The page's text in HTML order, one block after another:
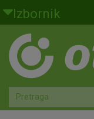
Skoči na glavni sadržaj
Izbornik
Građani
Privatno bankarstvo
Agro